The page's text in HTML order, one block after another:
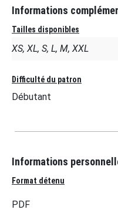
Informations
Tailles disponibles
XS, XL, S, L, M, XXL
Difficulté du patron
Débutant
Informations
Format détenu
PDF